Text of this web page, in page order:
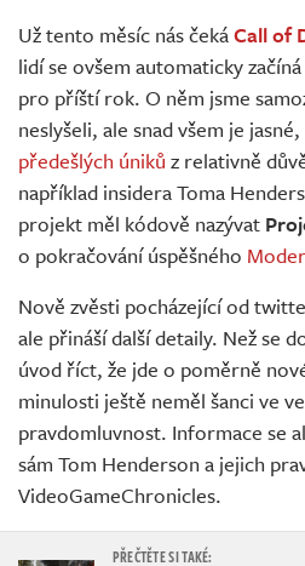
Živě
Už tento měsíc nás čekáCall of
lidí se ovšem automaticky
pro příští rok. O něm jsme
neslyšeli, ale snad všem je
předešlých úniků z relativně
například insidera Toma
projekt měl kódově nazývat
o pokračování úspěšného
Nově zvěsti pocházející od
ale přináší další detaily. Než se
úvod říct, že jde o poměrně
minulosti ještě neměl šanci ve
pravdomluvnost. Informace se
sám Tom Henderson a jejich
VideoGameChronicles.